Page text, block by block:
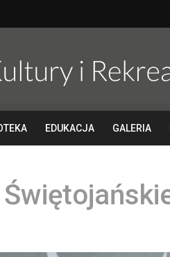
EDUKACJA GALERIA